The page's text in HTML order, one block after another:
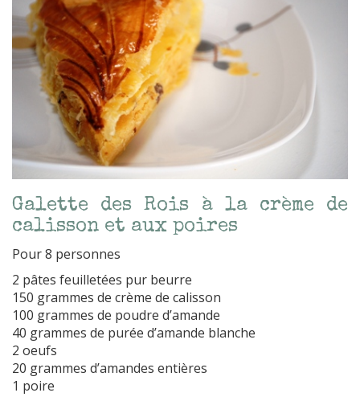
Galette des Rois à la crème de
calisson et aux poires
Pour 8 personnes
2 pâtes feuilletées pur beurre
150 grammes de crème de calisson
100 grammes de poudre d’amande
40 grammes de purée d’amande blanche
2 oeufs
20 grammes d’amandes entières
1 poire